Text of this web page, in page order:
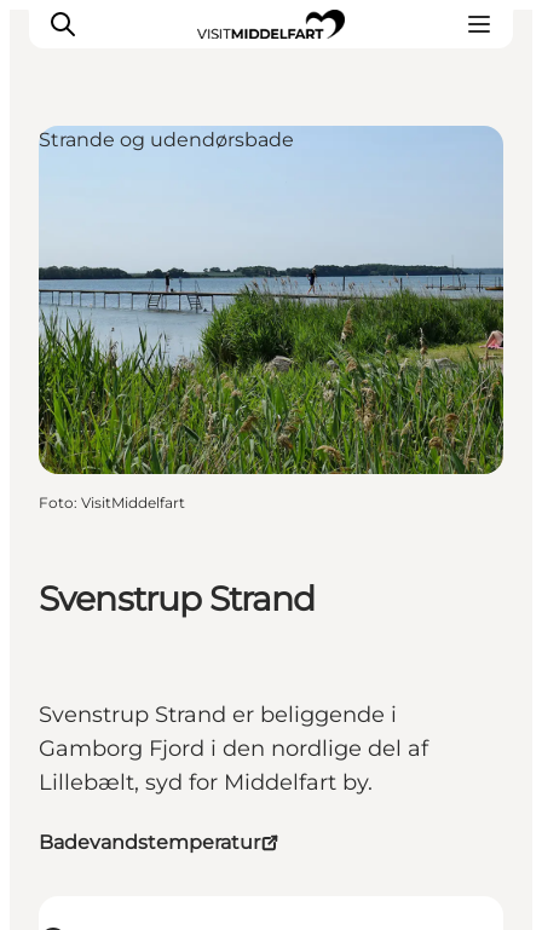
Overnatning
Det Sker
Book oplevelse
Møde og Konference
Svenstrup Strand
Svenstrup Strand er beliggende i
Gamborg Fjord i den nordlige del af
Lillebælt, syd for Middelfart by.
Badevandstemperatur
Strande og udendørsbade
Foto: VisitMiddelfart